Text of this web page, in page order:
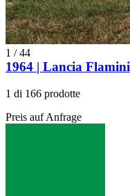
1 /44
1964 | Lancia
1 di 166 prodotte
Preis auf Anfrage